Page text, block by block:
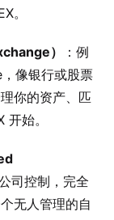
。
）
：例
像银行或股票
你的资产、匹
始。
司控制，完全
无人管理的自